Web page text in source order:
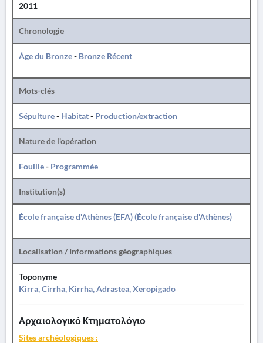
2011
Chronologie
Âge du Bronze- Bronze Récent
Mots-clés
Sépulture- Habitat- Production/extraction
Nature de l'opération
Fouille- Programmée
Institution(s)
École française d'Athènes (EFA) (École française d'Athènes)
Localisation / Informations géographiques
Toponyme
Kirra, Cirrha, Kirrha, Adrastea, Xeropigado
Αρχαιολογικό Κτηματολόγιο
Sites archéologiques :